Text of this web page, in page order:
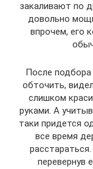
закаливают по
довольно
впрочем, его
После подбора
обточить,
слишком
руками. А
таки придется
все время
перевернув